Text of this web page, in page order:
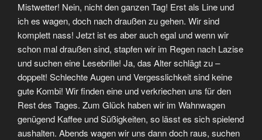
Mistwetter! Nein, nicht den ganzen Tag! Erst als Line und
ich es wagen, doch nach draußen zu gehen. Wir sind
komplett nass! Jetzt ist es aber auch egal und wenn wir
schon mal draußen sind, stapfen wir im Regen nach Lazise
und suchen eine Lesebrille! Ja, das Alter schlägt zu –
doppelt! Schlechte Augen und Vergesslichkeit sind keine
gute Kombi! Wir finden eine und verkriechen uns für den
Rest des Tages. Zum Glück haben wir im Wahnwagen
genügend Kaffee und Süßigkeiten, so lässt es sich spielend
aushalten. Abends wagen wir uns dann doch raus, suchen